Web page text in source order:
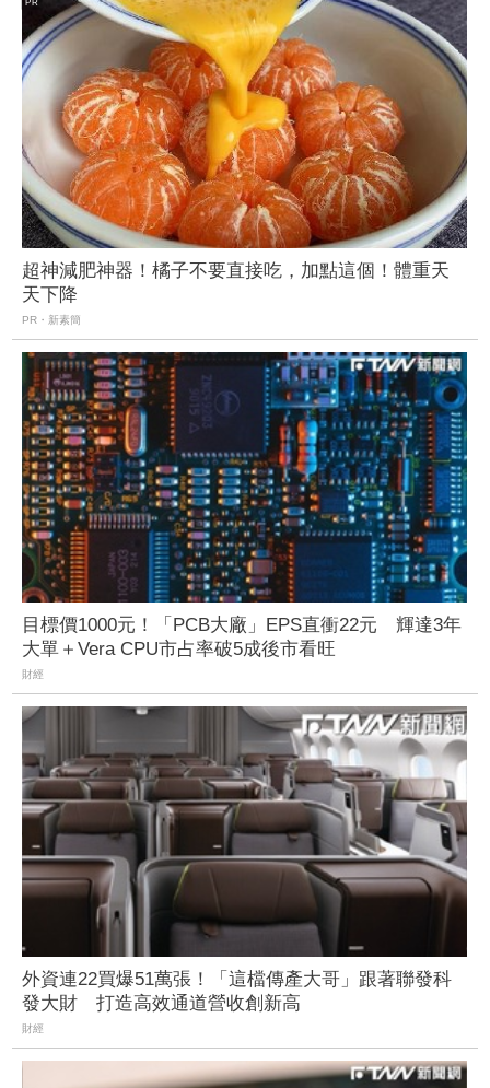
超神減肥神器！橘子不要直接吃，加點這個！體重天
天下降
PR・新素簡
目標價1000元！「PCB大廠」EPS直衝22元 輝達3年
大單＋Vera CPU市占率破5成後市看旺
財經
外資連22買爆51萬張！「這檔傳產大哥」跟著聯發科
發大財 打造高效通道營收創新高
財經